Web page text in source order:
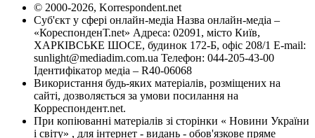
© 2000-2026, Korrespondent.net
Суб'єкт у сфері онлайн-медіа Назва онлайн-медіа –
«КореспонденТ.net» Адреса: 02091, місто Київ,
ХАРКІВСЬКЕ ШОСЕ, будинок 172-Б, офіс 208/1 E-mail:
sunlight@mediadim.com.ua Телефон: 044-205-43-00
Ідентифікатор медіа – R40-06068
Використання будь-яких матеріалів, розміщених на
сайті, дозволяється за умови посилання на
Корреспондент.net.
При копіюванні матеріалів зі сторінки « Новини України
і світу» , для інтернет - видань - обов'язкове пряме